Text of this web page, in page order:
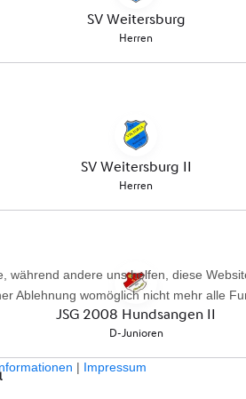
andere uns helfen, diese
Ablehnung womöglich nicht mehr alle
| Impressum